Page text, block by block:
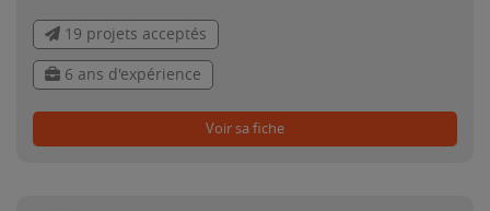
19 projets acceptés
6 ans d'expérience
Voir sa fiche